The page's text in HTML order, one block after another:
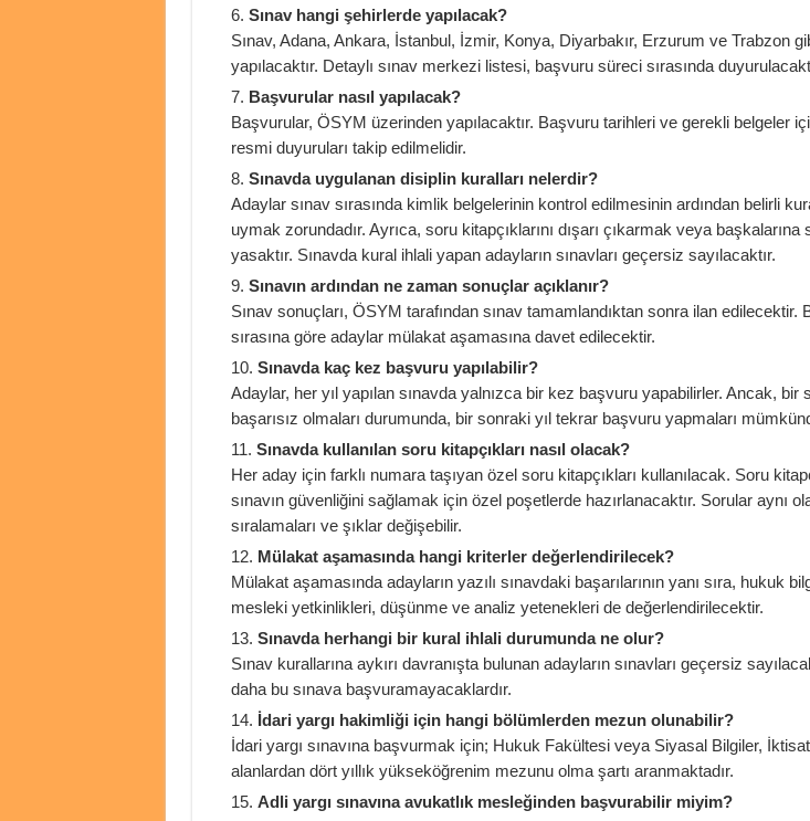
Sınav hangi şehirlerde yapılacak?
Sınav, Adana, Ankara, İstanbul, İzmir, Konya, Diyarbakır, Erzurum ve Trabzon
yapılacaktır. Detaylı sınav merkezi listesi, başvuru süreci sırasında
Başvurular nasıl yapılacak?
Başvurular, ÖSYM üzerinden yapılacaktır. Başvuru tarihleri ve gerekli belgeler
resmi duyuruları takip edilmelidir.
Sınavda uygulanan disiplin kuralları nelerdir?
Adaylar sınav sırasında kimlik belgelerinin kontrol edilmesinin ardından belirli
uymak zorundadır. Ayrıca, soru kitapçıklarını dışarı çıkarmak veya
yasaktır. Sınavda kural ihlali yapan adayların sınavları geçersiz sayılacaktır.
Sınavın ardından ne zaman sonuçlar açıklanır?
Sınav sonuçları, ÖSYM tarafından sınav tamamlandıktan sonra ilan edilecektir.
sırasına göre adaylar mülakat aşamasına davet edilecektir.
Sınavda kaç kez başvuru yapılabilir?
Adaylar, her yıl yapılan sınavda yalnızca bir kez başvuru yapabilirler. Ancak, bir
başarısız olmaları durumunda, bir sonraki yıl tekrar başvuru yapmaları
Sınavda kullanılan soru kitapçıkları nasıl olacak?
Her aday için farklı numara taşıyan özel soru kitapçıkları kullanılacak. Soru
sınavın güvenliğini sağlamak için özel poşetlerde hazırlanacaktır. Sorular aynı
sıralamaları ve şıklar değişebilir.
Mülakat aşamasında hangi kriterler değerlendirilecek?
Mülakat aşamasında adayların yazılı sınavdaki başarılarının yanı sıra, hukuk
mesleki yetkinlikleri, düşünme ve analiz yetenekleri de değerlendirilecektir.
Sınavda herhangi bir kural ihlali durumunda ne olur?
Sınav kurallarına aykırı davranışta bulunan adayların sınavları geçersiz
daha bu sınava başvuramayacaklardır.
İdari yargı hakimliği için hangi bölümlerden mezun olunabilir?
İdari yargı sınavına başvurmak için; Hukuk Fakültesi veya Siyasal Bilgiler,
alanlardan dört yıllık yükseköğrenim mezunu olma şartı aranmaktadır.
Adli yargı sınavına avukatlık mesleğinden başvurabilir miyim?